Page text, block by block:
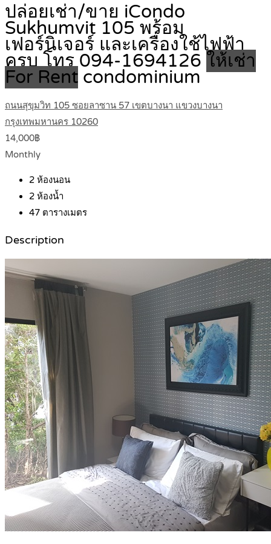
ปล่อยเช่า/ขาย iCondo
Sukhumvit 105 พร้อม
เฟอร์นิเจอร์ และเครื่องใช้ไฟฟ้า
ครบ โทร 094-1694126 ให้เช่า
For Rent condominium
ถนนสุขุมวิท 105 ซอยลาซาน 57 เขตบางนา แขวงบางนา
กรุงเทพมหานคร 10260
14,000฿
Monthly
2 ห้องนอน
2 ห้องน้ำ
47 ตารางเมตร
Description